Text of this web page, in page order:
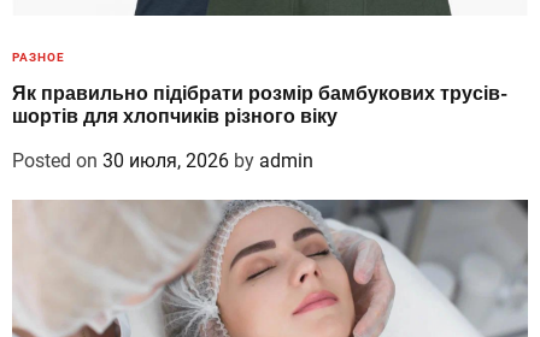
РАЗНОЕ
Як правильно підібрати розмір бамбукових трусів-
шортів для хлопчиків різного віку
Posted on 30 июля, 2026 by admin